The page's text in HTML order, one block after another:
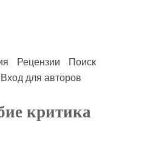
Рецензии
Поиск
Вход для авторов
критика